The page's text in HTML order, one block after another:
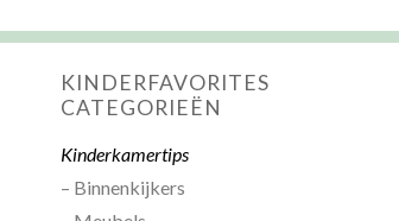
KINDERFAVORITES
CATEGORIEËN
Kinderkamertips
– Binnenkijkers